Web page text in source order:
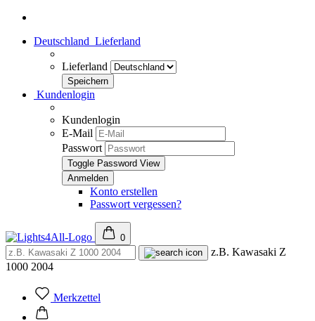
Deutschland Lieferland
Lieferland
Kundenlogin
Kundenlogin
E-Mail
Passwort
Toggle Password View
Konto erstellen
Passwort vergessen?
0
z.B. Kawasaki Z
1000 2004
Merkzettel